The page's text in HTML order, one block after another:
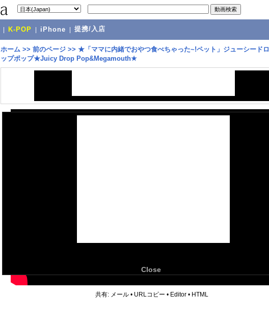
K-POP iPhone 提携/入店
ホーム >> 前のページ >> ★「ママに内緒でおやつ食べちゃった~!ペット」ジューシードロ
ップポップ★Juicy Drop Pop&Megamouth★
Close
共有: メール • URLコピー • Editor • HTML